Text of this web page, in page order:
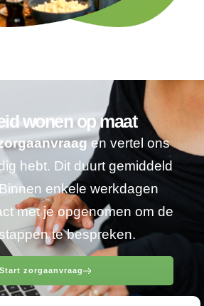
wonen op maat
en vertel ons
hebt. Dit duurt gemiddeld
enkele werkdagen
met je opgenomen om de
te bespreken.
Start zorgaanvraag